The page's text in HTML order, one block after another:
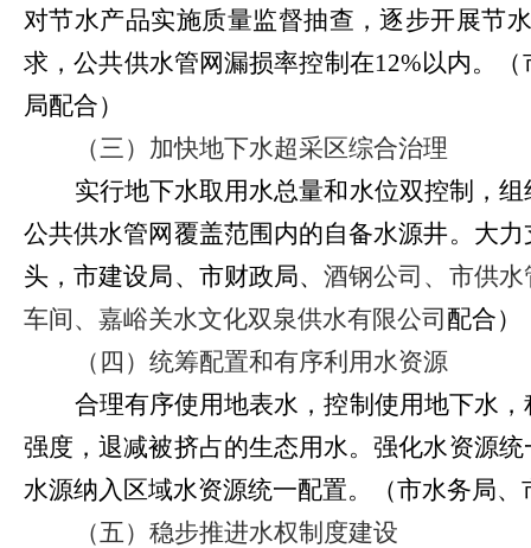
对节水产品实施质量监督抽查，逐步开展节
求，公共供水管网漏损率控制在12%以内。
局配合）
（三）加快地下水超采区综合治理
实行地下水取用水总量和水位双控制，
公共供水管网覆盖范围内的自备水源井。大
头，市建设局、市财政局、酒钢公司、市供
车间、嘉峪关水文化双泉供水有限公司 配合）
（四）统筹配置和有序利用水资源
合理有序使用地表水，控制使用地下水
强度，退减被挤占的生态用水。强化水资源
水源纳入区域水资源统一配置。（市水务局
（五）稳步推进水权制度建设